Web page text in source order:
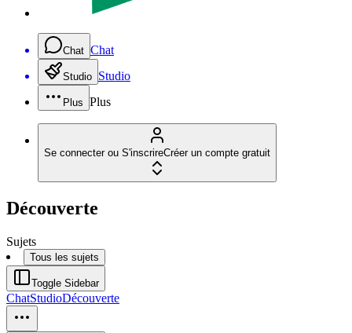
Chat Chat
Studio Studio
Plus Plus
Se connecter ou S'inscrireCréer un compte gratuit
Découverte
Sujets
Tous les sujets
Toggle Sidebar
ChatStudioDécouverte